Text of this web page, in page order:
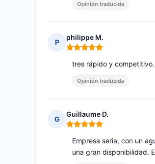
Opinión traducida
P
philippe M.
Nota: 5 de 5
tres rápido y competitivo.
Opinión traducida
G
Guillaume D.
Nota: 5 de 5
Empresa seria, con un
una gran disponibilidad.